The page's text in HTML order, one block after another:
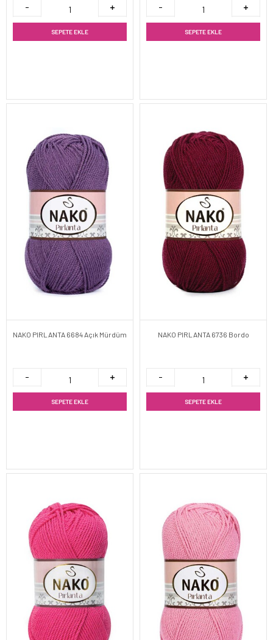
SEPETE EKLE SEPETE EKLE
NAKO PIRLANTA 6684 Açık Mürdüm
SEPETE EKLE
NAKO PIRLANTA 6736 Bordo
SEPETE EKLE